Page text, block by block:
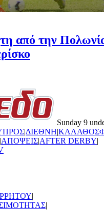
από την
Sunday 9
|ΔΙΕΘΝΗ|
|ΑΠΟΨΕΙΣ|AFTER DERBY|
|
|